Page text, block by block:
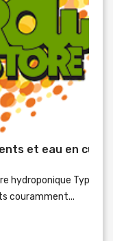
en culture
Types de